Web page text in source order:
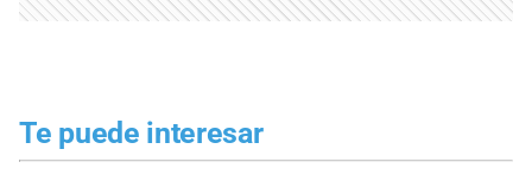
Te puede interesar